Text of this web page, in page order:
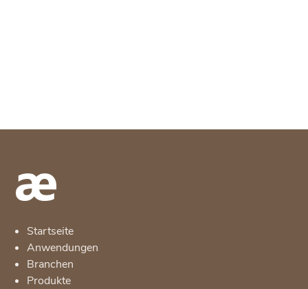
Startseite
Anwendungen
Branchen
Produkte